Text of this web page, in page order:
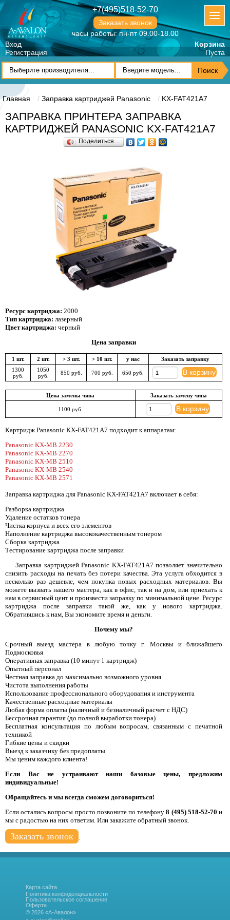
+7(495)518-52-70
Заказать звонок
часы работы: пн-пт 09.00-18.00
Вход
Регистрация
Корзина
Пуста
Главная Заправка картриджей Panasonic KX-FAT421A7
ЗАПРАВКА ПРИНТЕРА ЗАПРАВКА
КАРТРИДЖЕЙ PANASONIC KX-FAT421A7
Поделиться…
Ресурс картриджа: 2000
Тип картриджа: лазерный
Цвет картриджа: черный
Цена заправки
1 шт. 2 шт. > 3 шт. > 10 шт. у нас
Заказать заправку
1300
руб.
1050
руб.
850 руб. 700 руб. 650 руб. В корзину
Цена замены чипа Заказать замену чипа
1100 руб. В корзину
Картридж Panasonic KX-FAT421A7 подходит к аппаратам:
Panasonic KX-MB 2230
Panasonic KX-MB 2270
Panasonic KX-MB 2510
Panasonic KX-MB 2540
Panasonic KX-MB 2571
Заправка картриджа для Panasonic KX-FAT421A7 включает в себя:
Разборка картриджа
Удаление остатков тонера
Чистка корпуса и всех его элементов
Наполнение картриджа высококачественным тонером
Сборка картриджа
Тестирование картриджа после заправки
Заправка картриджей Panasonic KX-FAT421A7 позволяет значительно
снизить расходы на печать без потери качества. Эта услуга обходится в
несколько раз дешевле, чем покупка новых расходных материалов. Вы
можете вызвать нашего мастера, как в офис, так и на дом, или приехать к
нам в сервисный цент и произвести заправку по минимальной цене. Ресурс
картриджа после заправки такой же, как у нового картриджа.
Обратившись к нам, Вы экономите время и деньги.
Почему мы?
Срочный выезд мастера в любую точку г. Москвы и ближайшего
Подмосковья
Оперативная заправка (10 минут 1 картридж)
Опытный персонал
Честная заправка до максимально возможного уровня
Чистота выполнения работы
Использование профессионального оборудования и инструмента
Качественные расходные материалы
Любая форма оплаты (наличный и безналичный расчет с НДС)
Бессрочная гарантия (до полной выработки тонера)
Бесплатная консультация по любым вопросам, связанным с печатной
техникой
Гибкие цены и скидки
Выезд к заказчику без предоплаты
Мы ценим каждого клиента!
Если Вас не устраивают наши базовые цены, предложим
индивидуальные!
Обращайтесь и мы всегда сможем договориться!
Если остались вопросы просто позвоните по телефону8 (495) 518-52-70 и
мы с радостью на них ответим. Или закажите обратный звонок.
Заказать звонок
Карта сайта
Политика конфиденциальности
Пользовательское соглашение
Оферта
© 2026 «А-Авалон»